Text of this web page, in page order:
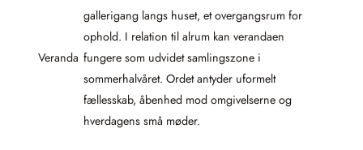
Veranda
gallerigang langs huset, et overgangsrum for
ophold. I relation til alrum kan verandaen
fungere som udvidet samlingszone i
sommerhalvåret. Ordet antyder uformelt
fællesskab, åbenhed mod omgivelserne og
hverdagens små møder.